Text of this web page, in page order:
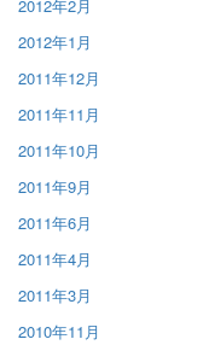
2012年2月
2012年1月
2011年12月
2011年11月
2011年10月
2011年9月
2011年6月
2011年4月
2011年3月
2010年11月